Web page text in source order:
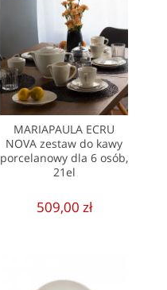
MARIAPAULA ECRU
NOVA zestaw do kawy
porcelanowy dla 6 osób,
21el
509,00 zł